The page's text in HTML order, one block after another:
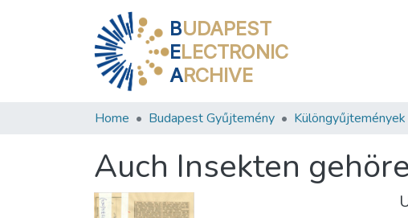
BUDAPEST
ELECTRONIC
ARCHIVE
Home Budapest Gyűjtemény Különgyűjtemények
Auch Insekten